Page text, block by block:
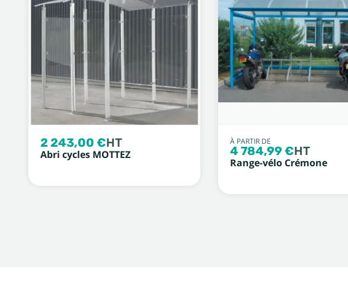
2 243,00 €HT
Abri cycles MOTTEZ
À PARTIR DE
4 784,99 €HT
Range-vélo Crémone